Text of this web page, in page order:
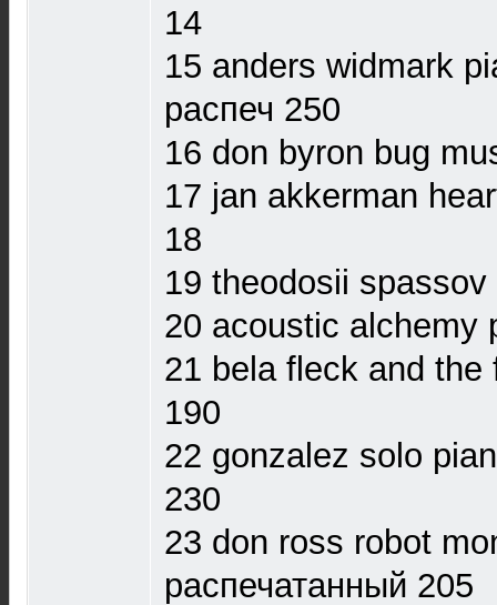
14
15 anders widmark
распеч 250
16 don byron bug
17 jan akkerman
18
19 theodosii
20 acoustic alchemy
21 bela fleck and
190
22 gonzalez solo
230
23 don ross robot
распечатанный 205